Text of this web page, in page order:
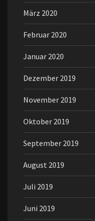
März 2020
Februar 2020
Januar 2020
Dezember 2019
November 2019
Oktober 2019
September 2019
August 2019
Juli 2019
Juni 2019